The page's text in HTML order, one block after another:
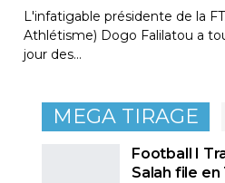
L'infatigable présidente de la
Athlétisme) Dogo Falilatou a
jour des…
MEGA TIRAGE
Football I
Salah file